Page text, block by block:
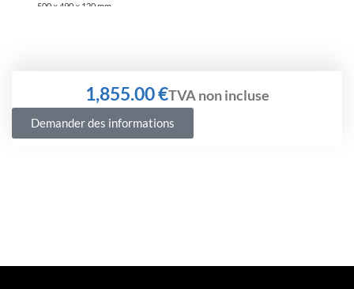
500 × 490 × 120 mm
€
Demander des informations